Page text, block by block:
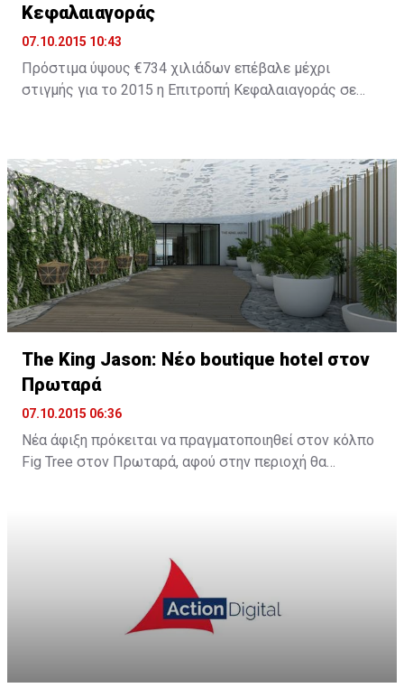
Κεφαλαιαγοράς
07.10.2015 10:43
Πρόστιμα ύψους €734 χιλιάδων επέβαλε μέχρι
στιγμής για το 2015 η Επιτροπή Κεφαλαιαγοράς σε
την πορεία του Οργανισμού καθώς επιβλήθηκαν
πρόστιμα ύψους €8,2 εκατ., ενώ για το 2013 τα
συνολικά πρόστιμα ήταν μόλις €1,279,000.
The King Jason: Νέο boutique hotel στον
Πρωταρά
07.10.2015 06:36
Νέα άφιξη πρόκειται να πραγματοποιηθεί στον κόλπο
Fig Tree στον Πρωταρά, αφού στην περιοχή θα